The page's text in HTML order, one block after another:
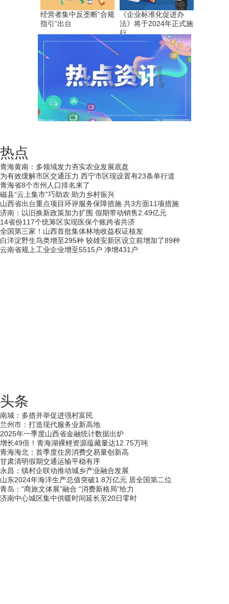
经营者集中反垄断“合规
指引”出台
《企业标准化促进办
法》将于2024年正式施
行
热点
青海黄南：多领域发力夯实农业发展底盘
为有效缓解市区交通压力 西宁市区现设置有23条单行道
青海省8个市州人口排名来了
磁县“云上集市”巧助农 助力乡村振兴
山西省出台重点项目环评服务保障措施 共3方面11项措施
济南：以旧换新政策加力扩围 假期带动销售2.49亿元
14省份117个统筹区实现医保个账跨省共济
全国第三家！山西首批集体林地收益权证核发
白洋淀野生鸟类增至295种 较雄安新区设立前增加了89种
云南省规上工业企业增至5515户 净增431户
头条
南城：多措并举促进强村富民
兰州市：打造现代服务业新高地
2025年一季度山西省金融统计数据出炉
增长49倍！青海湖裸鲤资源蕴藏量达12.75万吨
青海海北：首季度住房消费交易量创新高
甘肃清明假期交通运输平稳有序
永昌：镇村企联动推动城乡产业融合发展
山东2024年海洋生产总值突破1.8万亿元 居全国第二位
青岛：“商旅文体展”融合 “消费新格局”给力
济南中心城区集中供暖时间延长至20日零时